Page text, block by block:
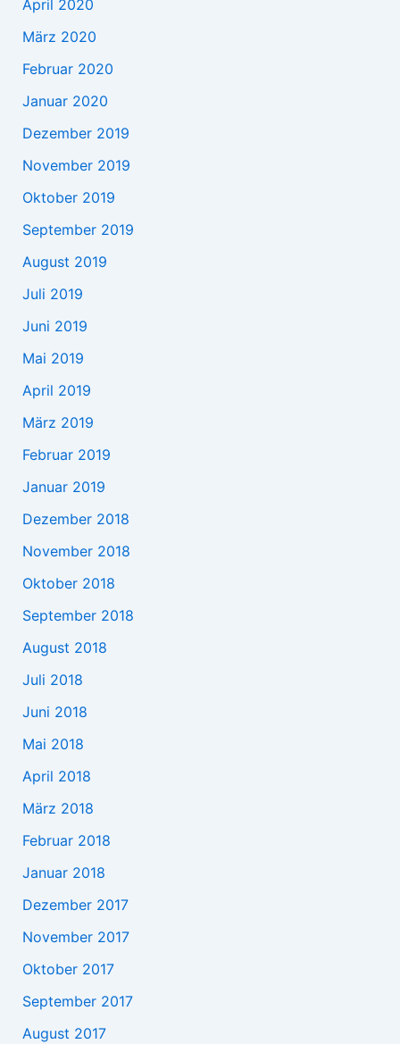
April 2020
März 2020
Februar 2020
Januar 2020
Dezember 2019
November 2019
Oktober 2019
September 2019
August 2019
Juli 2019
Juni 2019
Mai 2019
April 2019
März 2019
Februar 2019
Januar 2019
Dezember 2018
November 2018
Oktober 2018
September 2018
August 2018
Juli 2018
Juni 2018
Mai 2018
April 2018
März 2018
Februar 2018
Januar 2018
Dezember 2017
November 2017
Oktober 2017
September 2017
August 2017